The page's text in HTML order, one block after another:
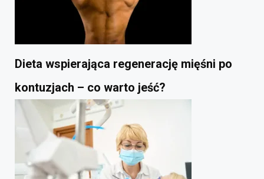
Dieta wspierająca regenerację mięśni po
kontuzjach – co warto jeść?